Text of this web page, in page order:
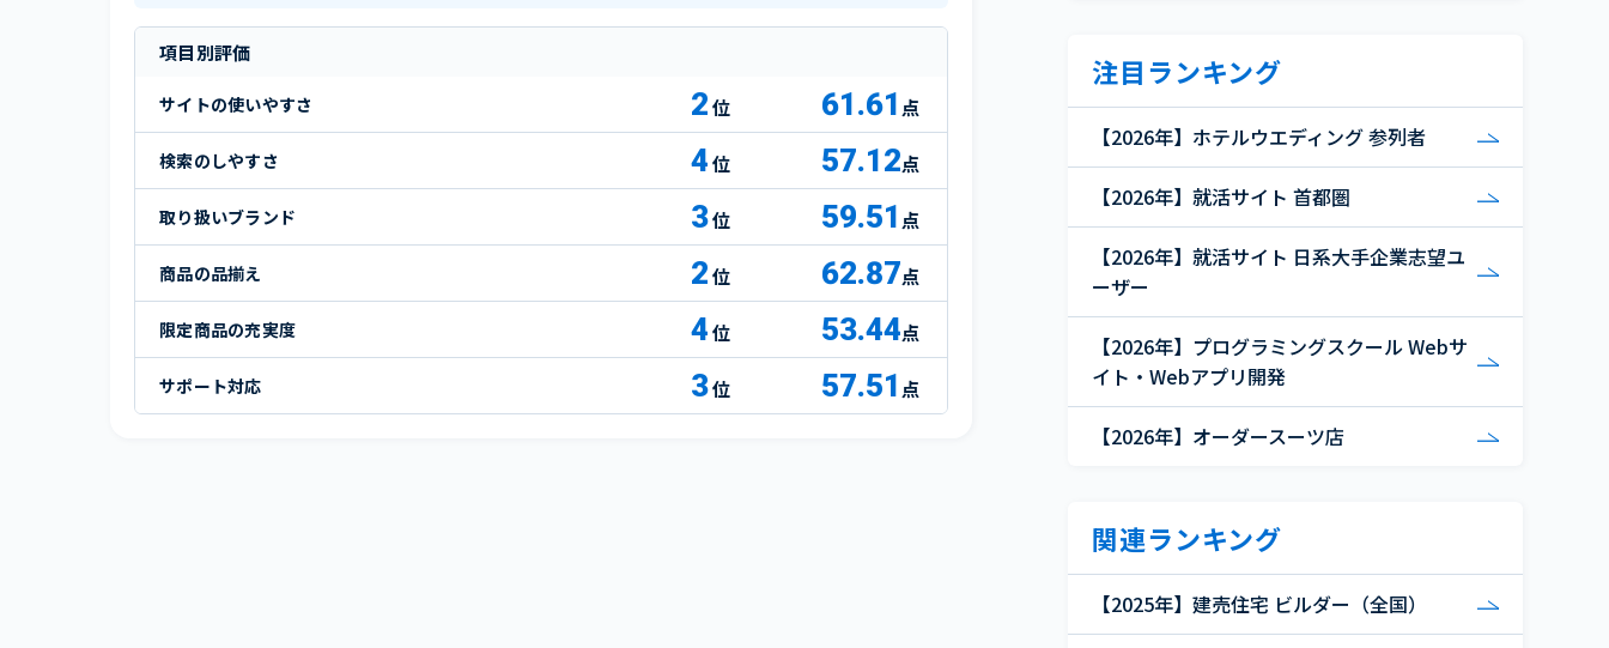
項目別評価
サイトの使いやすさ 2 61.61 点
検索のしやすさ 4 57.12点
取り扱いブランド 3 59.51 点
商品の品揃え 2 62.87点
限定商品の充実度 4 53.44点
サポート対応 3 57.51 点
注目ランキング
【2026年】ホテルウエディング 参列者
【2026年】就活サイト 首都圏
【2026年】就活サイト 日系大手企業志望ユ
ーザー
【2026年】プログラミングスクール Webサ
イト・Webアプリ開発
【2026年】オーダースーツ店
関連ランキング
【2025年】建売住宅 ビルダー（全国）